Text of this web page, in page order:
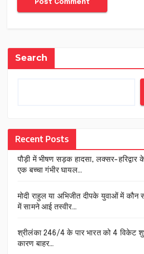
Search
Recent Posts
पौड़ी में भीषण सड़क हादसा, लक्सर-हरिद्वार
एक बच्चा गंभीर घायल…
मोदी राहुल या अभिजीत दीपके युवाओं में कौन
में सामने आई तस्वीर…
श्रीलंका 246/4 के पार भारत को 4 विकेट
कारण बाहर…